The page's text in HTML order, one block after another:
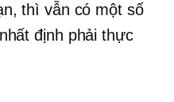
thì vẫn có một số
định phải thực